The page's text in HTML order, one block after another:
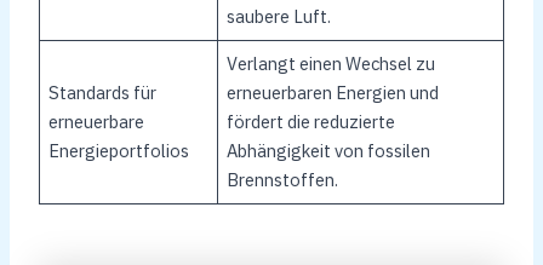
saubere Luft.
Standards für
erneuerbare
Energieportfolios
Verlangt einen Wechsel zu
erneuerbaren Energien und
fördert die reduzierte
Abhängigkeit von fossilen
Brennstoffen.